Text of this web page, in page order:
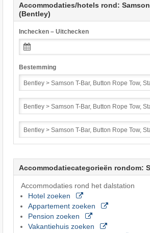
Accommodaties/hotels rond:
(Bentley)
Inchecken – Uitchecken
Bestemming
Accommodatiecategorieën rondom:
Accommodaties rond het dalstation
Hotel zoeken
Appartement zoeken
Pension zoeken
Vakantiehuis zoeken